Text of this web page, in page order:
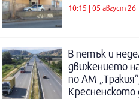
10:15 | 05 август 26
В петък и
движението
по АМ
Кресненското